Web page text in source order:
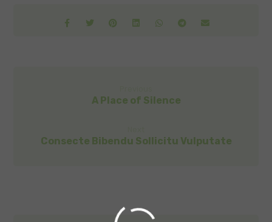
A Place of Silence
Consecte Bibendu Sollicitu Vulputate